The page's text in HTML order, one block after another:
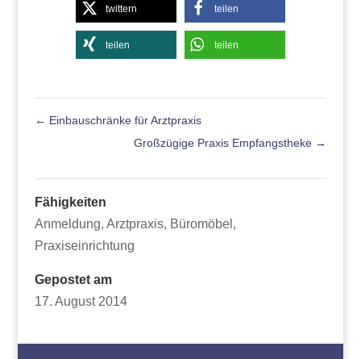
twittern teilen
teilen teilen
← Einbauschränke für Arztpraxis
Großzügige Praxis Empfangstheke →
Fähigkeiten
Anmeldung, Arztpraxis, Büromöbel ,
Praxiseinrichtung
Gepostet am
17. August 2014